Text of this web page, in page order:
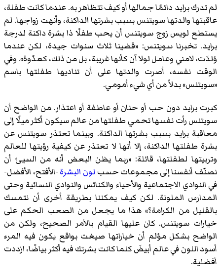
لم تدرك برايد دائمًا جمالها أو كيف تتظاهر به. عندما كانت طفلة،
عاقبتها والدتها سويتنس بسبب بشرتها الداكنة، وأنهت زواجها. لم
يستطع لويس زوج سويتنس أن يحب طفلًا ذا بشرة داكنة لدرجة
برايد. تخبرنا سويتنس: «قضينا ثلاث سنوات جيدة، لكن عندما
وُلدَت، لامني وعامل لولا آن كأنها غريبة، بل من ذلك، كعدّوة». وفي
الوقت نفسه، أصرت والدتها على أن تناديها طفلتها باسم
«سويتنس» بدلاً من أي شيء أمومي.
كبرت برايد دون حب أو حنان أو عاطفة أو اعتذار. من الواضح أن
سويتنس رأت نفسها تحمي طفلتها من عالم سيكون أكثر ميلًا إلى
معاقبة برايد بسبب بشرتها الداكنة. وبينما تعتذر سويتنس عن
بشرة طفلتها الداكنة، إلا أنها لا تعتذر عن كيفية رؤيتها للعالم
وتربيتها لطفلتها، قائلة: «ربما يظن البعض أنه من السيئ أن
نصنّف أنفسنا إلى مجموعات حسب لون البشرة-الأفتح، الأفضل-
في النوادي الاجتماعية والأحياء والكنائس والنوادي النسائية وحتى
المدارس الملونة. لكن كيف يمكننا بطريقة أخرى أن نتمسك
بالقليل من الكرامة؟» هذا ما يجعل من الصعب الحكم على
خيارات سويتنس. كان عليها القيام بالأمر الصحيح، ولكن من
الواضح بشكل مؤلم أن خياراتها صيغت بواقع يكون فيه المرء
أسود اللون في عالم أبيضَ كلما كانت بشرتك فيه أكثر بياضًا، ازددت
أفضلية.